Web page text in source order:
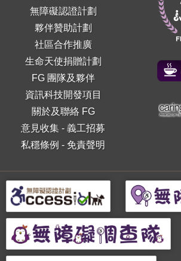
無障礙認證計劃
夥伴贊助計劃
社區合作推廣
生命天使捐贈計劃
FG 團隊及夥伴
資訊科技開發項目
關於及聯絡 FG
意見收集 -義工招募
私穩條例 - 免責聲明